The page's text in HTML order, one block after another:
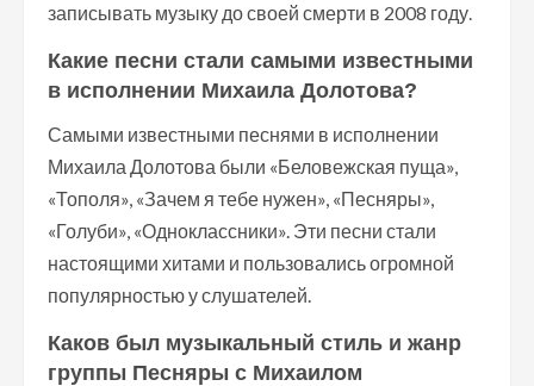
записывать музыку до своей смерти в 2008 году.
Какие песни стали самыми известными
в исполнении Михаила Долотова?
Самыми известными песнями в исполнении
Михаила Долотова были «Беловежская пуща»,
«Тополя», «Зачем я тебе нужен», «Песняры»,
«Голуби», «Одноклассники». Эти песни стали
настоящими хитами и пользовались огромной
популярностью у слушателей.
Каков был музыкальный стиль и жанр
группы Песняры с Михаилом